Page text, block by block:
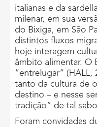
italianas e da
milenar, em sua
do Bixiga, em São
distintos fluxos
hoje interagem
âmbito alimentar. O
“entrelugar” (HALL,
tanto da cultura de
destino – e nesse
tradição” de tal
Foram convidadas